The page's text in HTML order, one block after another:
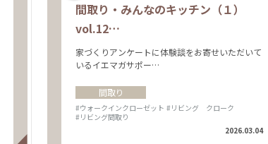
間取り・みんなのキッチン（１）
vol.12…
家づくりアンケートに体験談をお寄せいただいて
いるイエマガサポー…
間取り
#ウォークインクローゼット #リビング クローク
#リビング間取り
2026.03.04